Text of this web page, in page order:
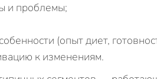
и проблемы;
(опыт диет,
к изменениям.